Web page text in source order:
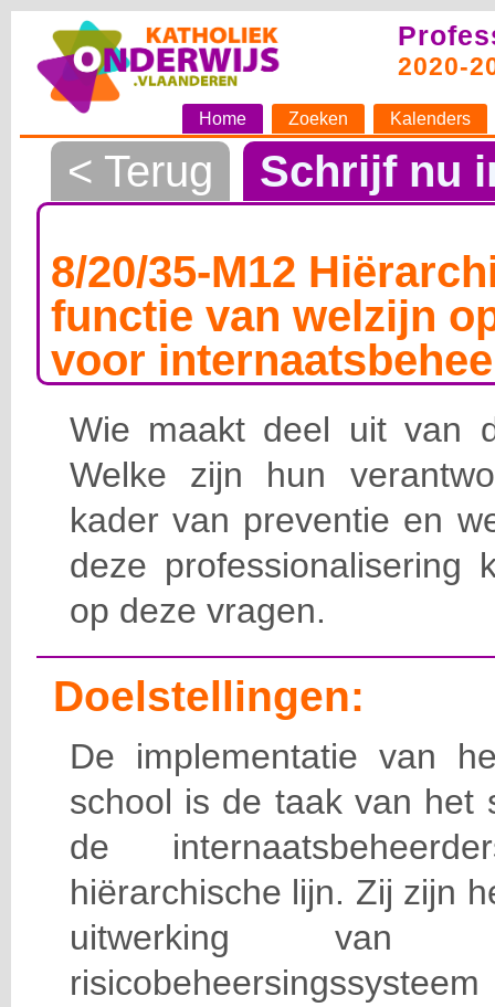
2020-
Home Zoeken Kalenders
< Terug Schrijf nu
8/20/35-M12
functie van welzijn
voor
Wie maakt deel uit van
Welke zijn hun
kader van preventie en
deze professionalisering
op deze vragen.
Doelstellingen:
De implementatie van
school is de taak van het
de
hiërarchische lijn. Zij zijn
uitwerking van